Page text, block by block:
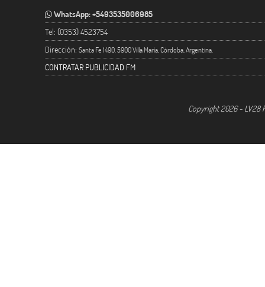
WhatsApp: +5493535006985
Tel: (0353) 4523754
Dirección: Santa Fe 1490. 5900 Villa María, Córdoba, Argentina.
CONTRATAR PUBLICIDAD FM
Copyright 2026 - LV28